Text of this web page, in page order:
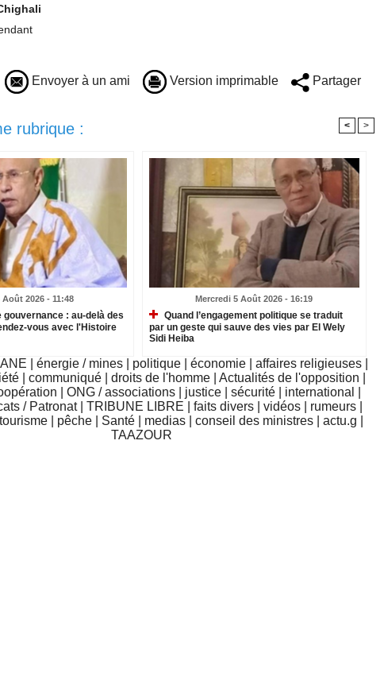
Envoyer à un ami Version imprimable Partager
rubrique : < >
2026 - 11:48
gouvernance : au-delà des
vous avec l'Histoire
Mercredi 5 Août 2026 - 16:19
Quand l’engagement politique se traduit
par un geste qui sauve des vies par El Wely
Sidi Heiba
énergie / mines politique économie affaires religieuses
communiqué droits de l'homme Actualités de l'opposition
ONG / associations justice sécurité international
/ Patronat TRIBUNE LIBRE faits divers vidéos rumeurs
pêche Santé medias conseil des ministres actu.g
TAAZOUR